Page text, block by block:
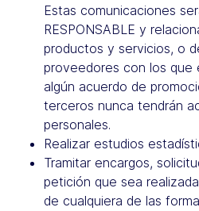
Estas comunicaciones
RESPONSABLE y
productos y servicios, o
proveedores con los que
algún acuerdo de
terceros nunca tendrán
personales.
Realizar estudios
Tramitar encargos,
petición que sea
de cualquiera de las